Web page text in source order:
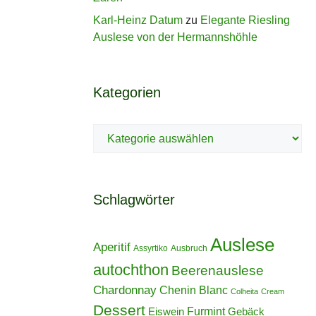
Karl-Heinz Datum zu Elegante Riesling
Auslese von der Hermannshöhle
Kategorien
Kategorien
Schlagwörter
Aperitif Assyrtiko Ausbruch Auslese
autochthon Beerenauslese
Chardonnay Chenin Blanc Colheita Cream
Dessert Eiswein Furmint Gebäck